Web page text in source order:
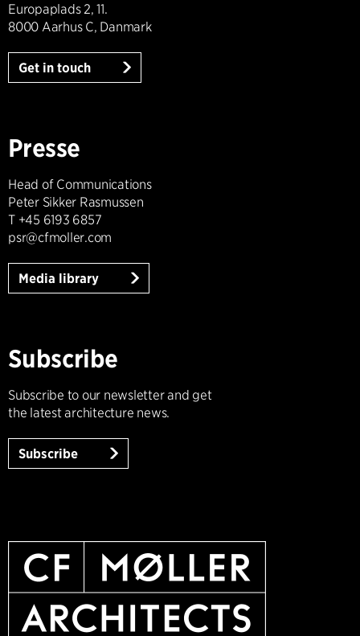
Europaplads 2, 11.
8000 Aarhus C, Danmark
Get in touch
Presse
Head of Communications
Peter Sikker Rasmussen
T +45 6193 6857
psr@cfmoller.com
Media library
Subscribe
Subscribe to our newsletter and get
the latest architecture news.
Subscribe